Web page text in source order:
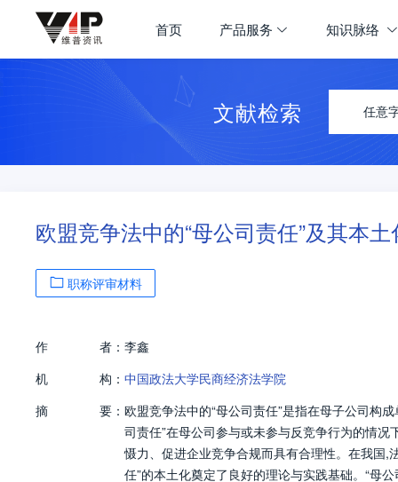
首页 产品服务 知识脉络
文献检索 任意
欧盟竞争法中的“母公司责任”及其本
职称评审材料
作 者： 李鑫
机
构： 中国政法大学民商经济法学院
摘
要： 欧盟竞争法中的“母公司责任”是指在母子公司构
司责任”在母公司参与或未参与反竞争行为的情
慑力、促进企业竞争合规而具有合理性。在我国,
任”的本土化奠定了良好的理论与实践基础。“母